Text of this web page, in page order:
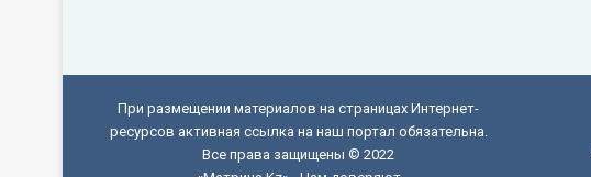
При размещении материалов на страницах Интернет-
ресурсов активная ссылка на наш портал обязательна.
Все права защищены © 2022